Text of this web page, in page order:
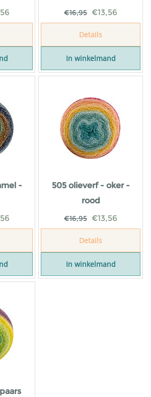
€16,95 €13,56
Details
In winkelmand
-
505 olieverf - oker -
rood
€16,95 €13,56
Details
In winkelmand